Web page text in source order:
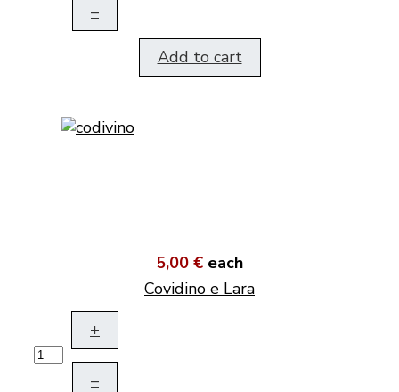
–
Add to cart
5,00 € each
Covidino e Lara
+
–